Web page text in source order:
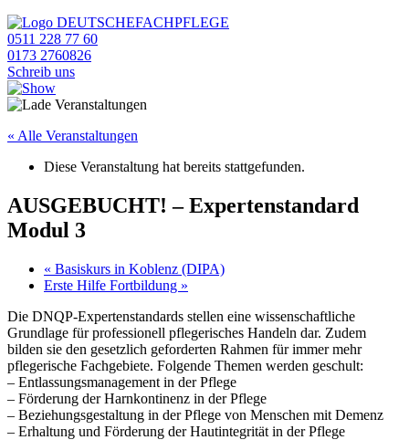
0511 228 77 60
0173 2760826
Schreib uns
« Alle Veranstaltungen
Diese Veranstaltung hat bereits stattgefunden.
AUSGEBUCHT! – Expertenstandard
Modul 3
« Basiskurs in Koblenz (DIPA)
Erste Hilfe Fortbildung »
Die DNQP-Expertenstandards stellen eine wissenschaftliche
Grundlage für professionell pflegerisches Handeln dar. Zudem
bilden sie den gesetzlich geforderten Rahmen für immer mehr
pflegerische Fachgebiete. Folgende Themen werden geschult:
– Entlassungsmanagement in der Pflege
– Förderung der Harnkontinenz in der Pflege
– Beziehungsgestaltung in der Pflege von Menschen mit Demenz
– Erhaltung und Förderung der Hautintegrität in der Pflege